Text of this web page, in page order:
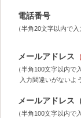
電話番号
（半角20文字以内で
メールアドレス
（半角100文字以内で
入力間違いがないよ
メールアドレス
（半角100文字以内で